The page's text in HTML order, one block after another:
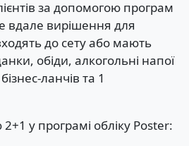
за допомогою програм
вдале вирішення для
до сету або мають
обіди, алкогольні напої
ланчів та 1
у програмі обліку Poster: